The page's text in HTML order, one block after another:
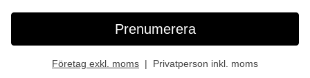
Prenumerera
Företag exkl. moms Privatperson inkl. moms